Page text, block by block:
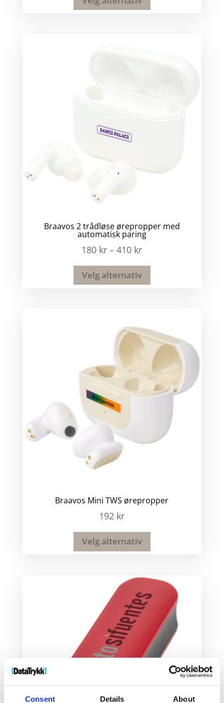
Consent Details About
Braavos 2 trådløse ørepropper med
automatisk paring
180 kr –410 kr
Velg alternativ
Braavos Mini TWS ørepropper
192 kr
Velg alternativ